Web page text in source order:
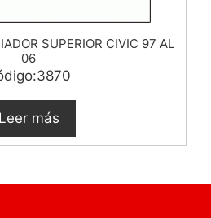
SUPERIOR CIVIC 97 AL
06
Leer más